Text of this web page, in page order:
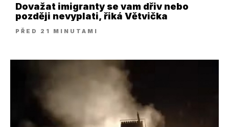
Dovažat imigranty se vam dřiv nebo
později nevyplati, řiká Větvička
PŘED 21 MINUTAMI